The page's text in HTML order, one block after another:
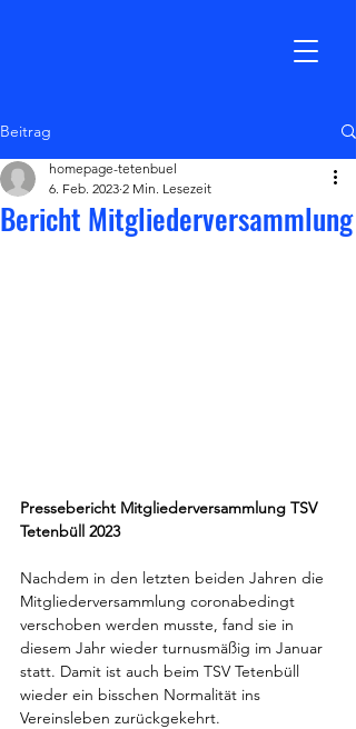
Beitrag
Bericht Mitgliederversammlung
homepage-tetenbuel
6. Feb. 2023 2 Min. Lesezeit
Pressebericht Mitgliederversammlung TSV
Tetenbüll 2023
Nachdem in den letzten beiden Jahren die
Mitgliederversammlung coronabedingt
verschoben werden musste, fand sie in
diesem Jahr wieder turnusmäßig im Januar
statt. Damit ist auch beim TSV Tetenbüll
wieder ein bisschen Normalität ins
Vereinsleben zurückgekehrt.